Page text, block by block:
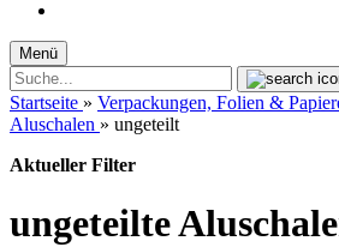
Menü
Startseite » Verpackungen, Folien &
Aluschalen » ungeteilt
Aktueller Filter
ungeteilte